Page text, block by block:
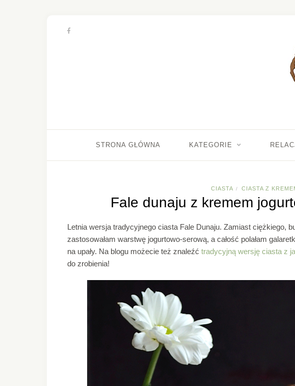
STRONA GŁÓWNA KATEGORIE
CIASTA / CIASTA Z
Fale dunaju z kremem
Letnia wersja tradycyjnego ciasta Fale Dunaju. Zamiast ciężkiego,
zastosowałam warstwę jogurtowo-serową, a całość polałam
na upały. Na blogu możecie też znaleźć tradycyjną wersję ciasta z
do zrobienia!